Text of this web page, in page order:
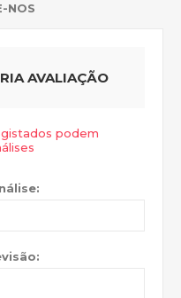
NOS
AVALIAÇÃO
podem